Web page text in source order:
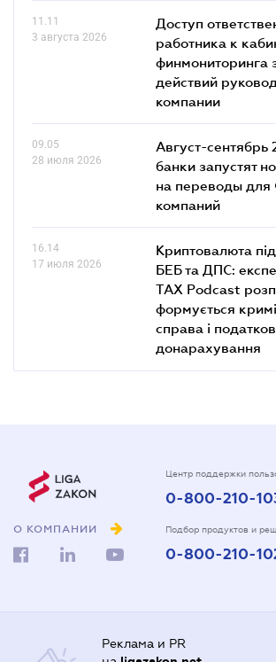
11.11
3 августа 2026
Доступ
работника к
финмониторинга
действий
компании
09.05
28 июля 2026
Август-сентябрь
банки запустят
на переводы
компаний
16.14
17 июля 2026
Криптовалюта
БЕБ та ДПС:
TAX Podcast
формується
справа і
донарахування
О КОМПАНИИ
Центр поддержки
0-800-210-
Подбор продуктов и
0-800-210-
Реклама и PR